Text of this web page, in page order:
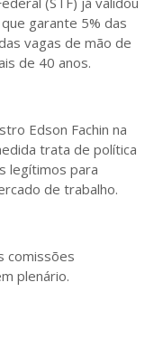
garante 5% das
vagas de mão de
de 40 anos.
Edson Fachin na
trata de política
legítimos para
de trabalho.
comissões
plenário.